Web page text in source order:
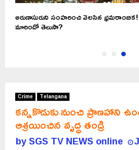
అరుణాసురుని సంహరించి వెలసిన
మారిందో తెలుసా?
Crime Telangana
కన్నకొడుకు నుంచి ప్రాణహాని
ఆశ్రయించిన వృద్ధ తండ్రి
bySGS TV NEWS online